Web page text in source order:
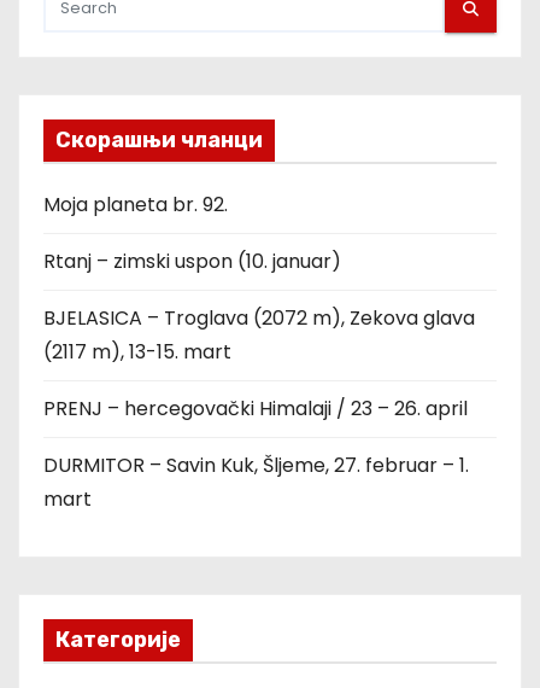
Скорашњи чланци
Moja planeta br. 92.
Rtanj – zimski uspon (10. januar)
BJELASICA – Troglava (2072 m), Zekova glava
(2117 m), 13-15. mart
PRENJ – hercegovački Himalaji / 23 – 26. april
DURMITOR – Savin Kuk, Šljeme, 27. februar – 1.
mart
Категорије